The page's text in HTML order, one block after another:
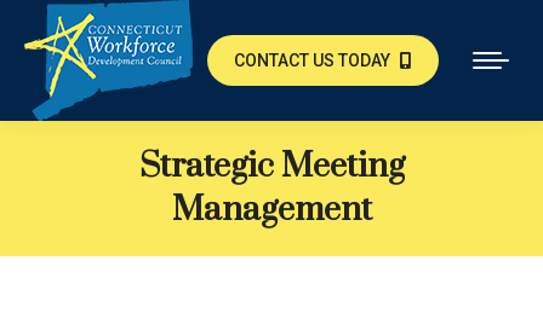
CONTACT US TODAY
Strategic Meeting
Management